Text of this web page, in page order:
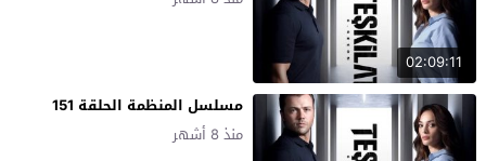
02:09:11
مسلسل المنظمة الحلقة 151
منذ 8 أشهر